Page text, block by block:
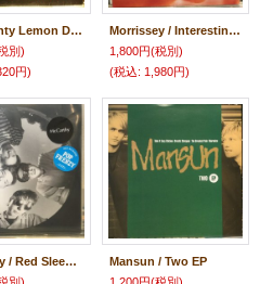
The Mighty Lemon Drops / Like An Angel
別)
円)
Morrissey / Interesting Drug
1,800円(税別)
(税込: 1,980円)
McCarthy / Red Sleeping Beauty
Mansun / Two EP